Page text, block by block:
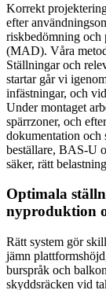
Korrekt
efter
riskbedömning och
(MAD). Våra
Ställningar och
startar går vi
infästningar, och
Under montaget
spärrzoner, och
dokumentation och
beställare, BAS-U
säker, rätt
Optimala
nyproduktion
Rätt system gör
jämn
burspråk och
skyddsräcken vid